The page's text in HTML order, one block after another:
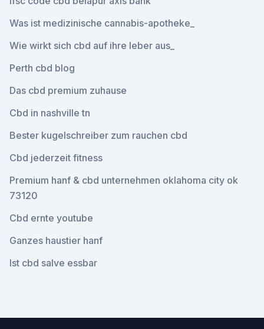
Was ist medizinische cannabis-apotheke_
Wie wirkt sich cbd auf ihre leber aus_
Perth cbd blog
Das cbd premium zuhause
Cbd in nashville tn
Bester kugelschreiber zum rauchen cbd
Cbd jederzeit fitness
Premium hanf & cbd unternehmen oklahoma city ok
73120
Cbd ernte youtube
Ganzes haustier hanf
Ist cbd salve essbar